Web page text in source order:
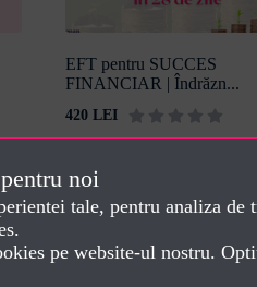
EFT pentru SUCCES
FINANCIAR | Îndrăzn...
420 LEI
noi
tale, pentru analiza
pe website-ul nostru.